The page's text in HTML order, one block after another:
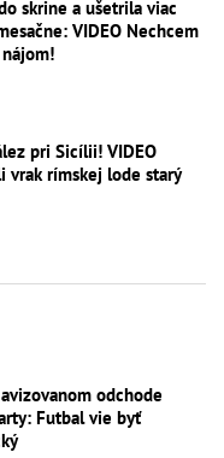
skrine a ušetrila viac
VIDEO Nechcem
pri Sicílii! VIDEO
vrak rímskej lode starý
odchode
Futbal vie byť